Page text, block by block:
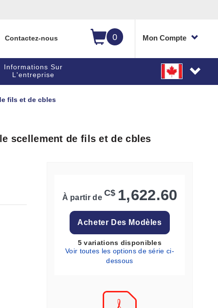
0 Mon Compte
Contactez-nous
Informations Sur
L'entreprise
fils et de cbles
scellement de fils et de cbles
À partir de C$ 1,622.60
Acheter Des Modèles
5 variations disponibles
Voir toutes les options de série ci-
dessous